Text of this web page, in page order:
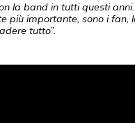
la band in tutti questi
più importante, sono i fan,
tutto”.